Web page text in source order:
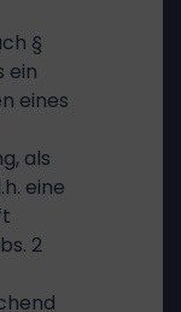
§
ein
eines
als
eine
2